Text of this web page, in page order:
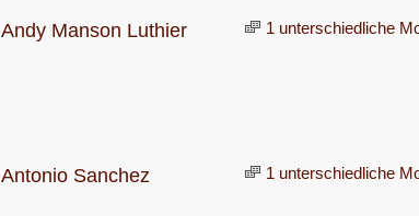
Andy Manson Luthier 1 unterschiedliche
Antonio Sanchez 1 unterschiedliche